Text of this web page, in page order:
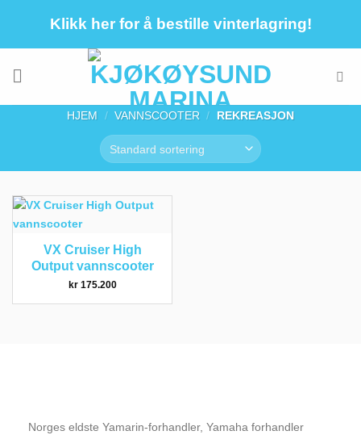
Klikk her for å bestille vinterlagring!
HJEM / VANNSCOOTER / REKREASJON
VX Cruiser High
Output vannscooter
kr175.200
Norges eldste Yamarin-forhandler, Yamaha forhandler